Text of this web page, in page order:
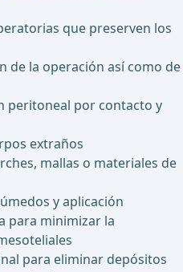
que preserven los
de la operación así como de
peritoneal por contacto y
extraños
mallas o materiales de
y aplicación
para minimizar la
para eliminar depósitos